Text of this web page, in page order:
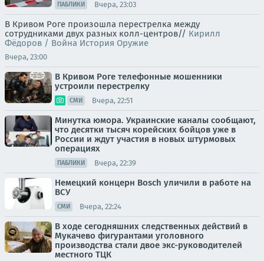
ПАБЛИКИ Вчера, 23:03
В Кривом Роге произошла перестрелка между
сотрудниками двух разных колл-центров// Кирилл
Фёдоров / Война История Оружие
Вчера, 23:00
В Кривом Роге телефонные мошенники
устроили перестрелку
СМИ Вчера, 22:51
Минутка юмора. Украинские каналы сообщают,
что десятки тысяч корейских бойцов уже в
России и ждут участия в новых штурмовых
операциях
ПАБЛИКИ Вчера, 22:39
Немецкий концерн Bosch уличили в работе на
ВСУ
СМИ Вчера, 22:24
В ходе сегодняшних следственных действий в
Мукачево фигурантами уголовного
производства стали двое экс-руководителей
местного ТЦК